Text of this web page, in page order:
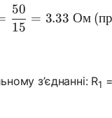
R_{total} =
15
50
= 3.33 Ом(
з’єднанні: R1